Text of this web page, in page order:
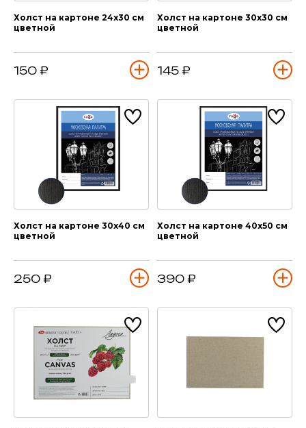
Холст на картоне 24х30 см
цветной
150 ₽
Холст на картоне 30х30 см
цветной
145 ₽
Холст на картоне 30х40 см
цветной
250 ₽
Холст на картоне 40х50 см
цветной
390 ₽